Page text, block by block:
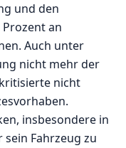
und den
an
Auch unter
nicht mehr der
nicht
insbesondere in
Fahrzeug zu